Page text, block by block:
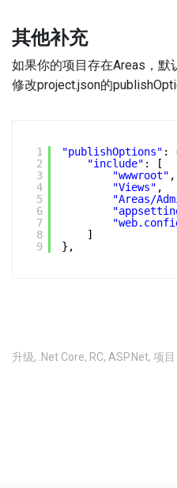
其他补充
如果你的项目存在Areas，默
修改project.json的
1
2
3
4
5
6
7
8
9
"publishOptions" :
"include" : [
"wwwroot" ,
"Views" ,
"Areas/
]
},
升级, .Net Core, RC, ASP.Net, 项目